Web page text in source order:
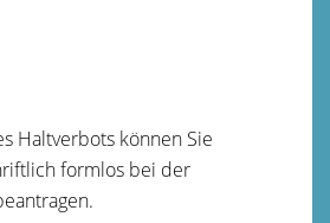
Haltverbots können Sie
formlos bei der